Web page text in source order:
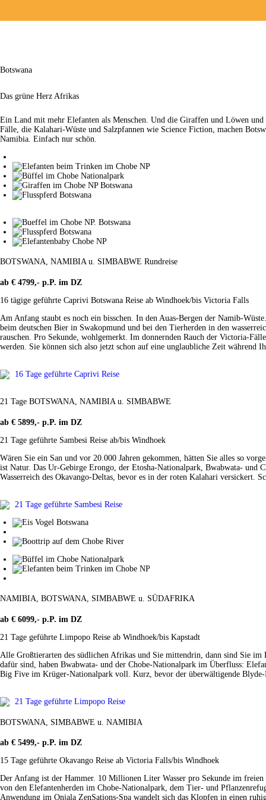
KONTAKT
Botswana
Das grüne Herz Afrikas
Ein Land mit mehr Elefanten als Menschen. Und die Giraffen und Löwen
Fälle, die Kalahari-Wüste und Salzpfannen wie Science Fiction, machen
Namibia. Einfach nur schön.
BOTSWANA, NAMIBIA u. SIMBABWE Rundreise
ab € 4799,- p.P. im DZ
16 tägige geführte Caprivi Botswana Reise ab Windhoek/bis Victoria Falls
Am Anfang staubt es noch ein bisschen. In den Auas-Bergen der Namib-
beim deutschen Bier in Swakopmund und bei den Tierherden in den
rauschen. Pro Sekunde, wohlgemerkt. Im donnernden Rauch der Victoria-
werden. Sie können sich also jetzt schon auf eine unglaubliche Zeit während
16 Tage geführte Caprivi Reise
21 Tage BOTSWANA, NAMIBIA u. SIMBABWE
ab € 5899,- p.P. im DZ
21 Tage geführte Sambesi Reise ab/bis Windhoek
Wären Sie ein San und vor 20.000 Jahren gekommen, hätten Sie alles so
ist Natur. Das Ur-Gebirge Erongo, der Etosha-Nationalpark, Bwabwata-
Wasserreich des Okavango-Deltas, bevor es in der roten Kalahari versickert.
21 Tage geführte Sambesi Reise
NAMIBIA, BOTSWANA, SIMBABWE u. SÜDAFRIKA
ab € 6099,- p.P. im DZ
21 Tage geführte Limpopo Reise ab Windhoek/bis Kapstadt
Alle Großtierarten des südlichen Afrikas und Sie mittendrin, dann sind Sie im
dafür sind, haben Bwabwata- und der Chobe-Nationalpark im Überfluss:
Big Five im Krüger-Nationalpark voll. Kurz, bevor der überwältigende
21 Tage geführte Limpopo Reise
BOTSWANA, SIMBABWE u. NAMIBIA
ab € 5499,- p.P. im DZ
15 Tage geführte Okavango Reise ab Victoria Falls/bis Windhoek
Der Anfang ist der Hammer. 10 Millionen Liter Wasser pro Sekunde im
von den Elefantenherden im Chobe-Nationalpark, dem Tier- und
Anwendung im Onjala ZenSations-Spa wandelt sich das Klopfen in einen